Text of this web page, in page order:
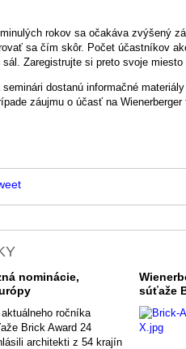
rokov sa očakáva zvýšený
sa čím skôr. Počet účastníkov
Zaregistrujte si preto svoje
dostanú informačné
záujmu o účasť na
nominácie,
aktuálneho ročníka
Brick Award 24
architekti z 54 krajín
súťaže